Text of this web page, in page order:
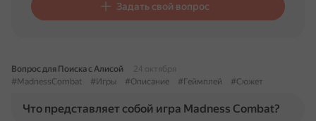
Задать свой вопрос
Вопрос для Поиска с Алисой
24 октября
#MadnessCombat
#Игры #Описание #Геймплей #Сюжет
Что представляет собой игра Madness Combat?